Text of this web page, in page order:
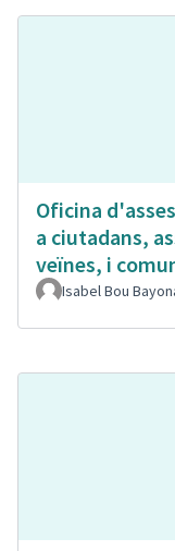
Oficina
a ciutadans,
veïnes, i
Isabel Bou